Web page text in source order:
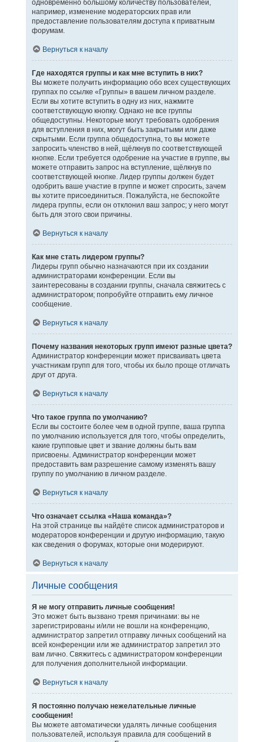
одновременно большому количеству пользователей,
например, изменение модераторских прав или
предоставление пользователям доступа к приватным
форумам.
Вернуться к началу
Где находятся группы и как мне вступить в них?
Вы можете получить информацию обо всех существующих
группах по ссылке «Группы» в вашем личном разделе.
Если вы хотите вступить в одну из них, нажмите
соответствующую кнопку. Однако не все группы
общедоступны. Некоторые могут требовать одобрения
для вступления в них, могут быть закрытыми или даже
скрытыми. Если группа общедоступна, то вы можете
запросить членство в ней, щёлкнув по соответствующей
кнопке. Если требуется одобрение на участие в группе, вы
можете отправить запрос на вступление, щёлкнув по
соответствующей кнопке. Лидер группы должен будет
одобрить ваше участие в группе и может спросить, зачем
вы хотите присоединиться. Пожалуйста, не беспокойте
лидера группы, если он отклонил ваш запрос; у него могут
быть для этого свои причины.
Вернуться к началу
Как мне стать лидером группы?
Лидеры групп обычно назначаются при их создании
администраторами конференции. Если вы
заинтересованы в создании группы, сначала свяжитесь с
администратором; попробуйте отправить ему личное
сообщение.
Вернуться к началу
Почему названия некоторых групп имеют разные цвета?
Администратор конференции может присваивать цвета
участникам групп для того, чтобы их было проще отличать
друг от друга.
Вернуться к началу
Что такое группа по умолчанию?
Если вы состоите более чем в одной группе, ваша группа
по умолчанию используется для того, чтобы определить,
какие групповые цвет и звание должны быть вам
присвоены. Администратор конференции может
предоставить вам разрешение самому изменять вашу
группу по умолчанию в личном разделе.
Вернуться к началу
Что означает ссылка «Наша команда»?
На этой странице вы найдёте список администраторов и
модераторов конференции и другую информацию, такую
как сведения о форумах, которые они модерируют.
Вернуться к началу
Личные сообщения
Я не могу отправить личные сообщения!
Это может быть вызвано тремя причинами: вы не
зарегистрированы и/или не вошли на конференцию,
администратор запретил отправку личных сообщений на
всей конференции или же администратор запретил это
вам лично. Свяжитесь с администратором конференции
для получения дополнительной информации.
Вернуться к началу
Я постоянно получаю нежелательные личные
сообщения!
Вы можете автоматически удалять личные сообщения
пользователей, используя правила для сообщений в